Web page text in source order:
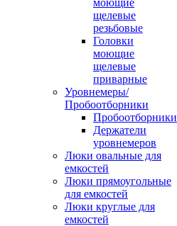
моющие
щелевые
резьбовые
Головки
моющие
щелевые
приварные
Уровнемеры/
Пробоотборники
Пробоотборники
Держатели
уровнемеров
Люки овальные для
емкостей
Люки прямоугольные
для емкостей
Люки круглые для
емкостей